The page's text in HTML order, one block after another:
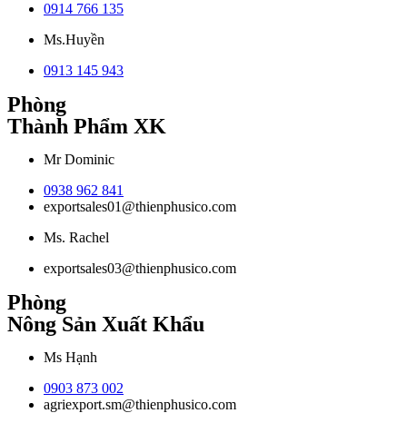
0914 766 135
Ms.Huyền
0913 145 943
Phòng
Thành Phẩm XK
Mr Dominic
0938 962 841
exportsales01@thienphusico.com
Ms. Rachel
exportsales03@thienphusico.com
Phòng
Nông Sản Xuất Khẩu
Ms Hạnh
0903 873 002
agriexport.sm@thienphusico.com